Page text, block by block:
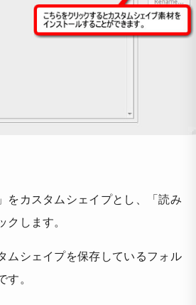
をカスタムシェイプとし、「読み
します。
ムシェイプを保存しているフォル
。